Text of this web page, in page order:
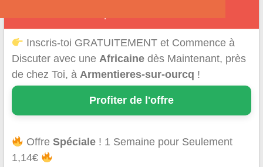
Inscris-toi GRATUITEMENT et Commence à
Discuter avec une Africainedès Maintenant, près
de chez Toi, à Armentieres-sur-ourcq !
Profiter de l'offre
OffreSpéciale ! 1 Semaine pour Seulement
1,14€